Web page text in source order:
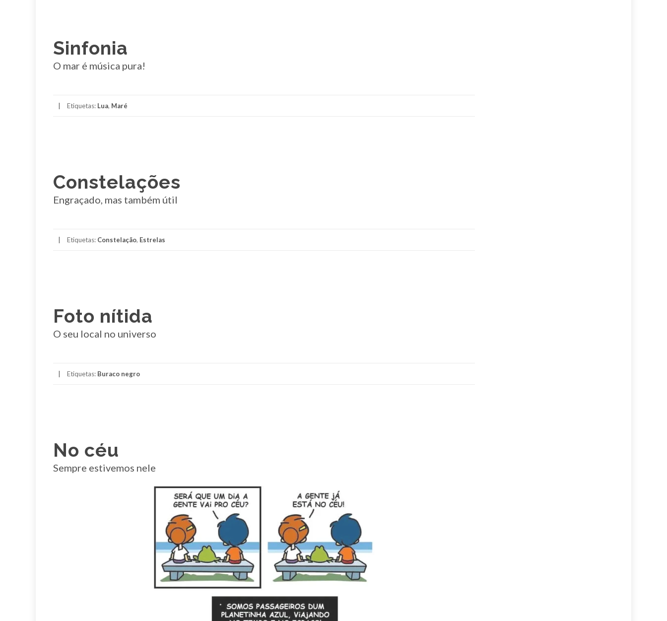
Sinfonia
O mar é música pura!
Etiquetas: Lua, Maré
Constelações
Engraçado, mas também útil
Etiquetas: Constelação, Estrelas
Foto nítida
O seu local no universo
Etiquetas: Buraco negro
No céu
Sempre estivemos nele